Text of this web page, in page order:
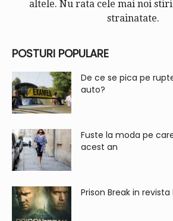
altele. Nu rata cele mai noi
strainatate.
POSTURI POPULARE
De ce se pica pe
auto?
Fuste la moda pe
acest an
Prison Break in revista